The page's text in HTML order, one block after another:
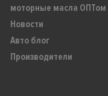
моторные масла ОПТом
Новости
Авто блог
Производители